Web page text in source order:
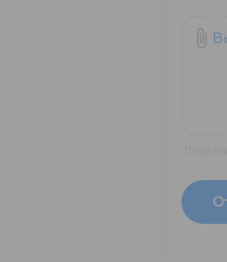
attach_file